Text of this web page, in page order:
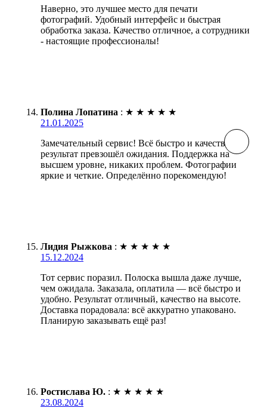
Наверно, это лучшее место для печати
фотографий. Удобный интерфейс и быстрая
обработка заказа. Качество отличное, а сотрудники
- настоящие профессионалы!
Полина Лопатина : ★ ★ ★ ★ ★
21.01.2025
Замечательный сервис! Всё быстро и качественно,
результат превзошёл ожидания. Поддержка на
высшем уровне, никаких проблем. Фотографии
яркие и четкие. Определённо порекомендую!
Лидия Рыжкова : ★ ★ ★ ★ ★
15.12.2024
Тот сервис поразил. Полоска вышла даже лучше,
чем ожидала. Заказала, оплатила — всё быстро и
удобно. Результат отличный, качество на высоте.
Доставка порадовала: всё аккуратно упаковано.
Планирую заказывать ещё раз!
Ростислава Ю. : ★ ★ ★ ★ ★
23.08.2024